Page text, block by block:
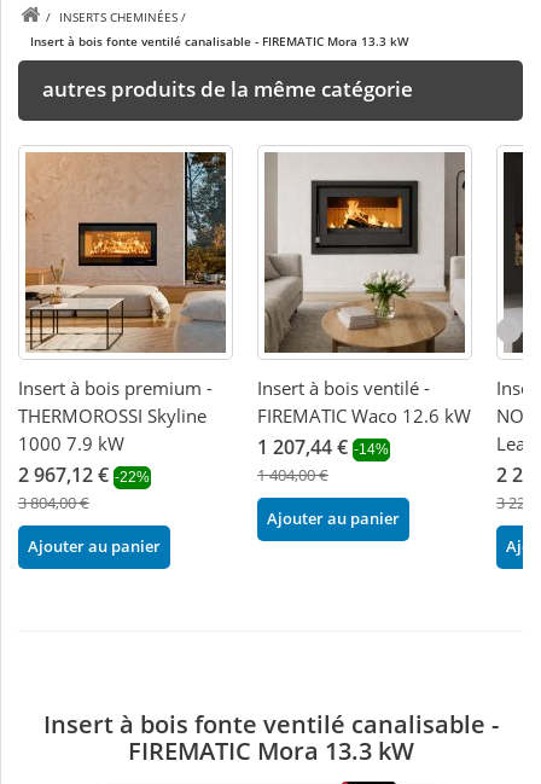
/ INSERTS CHEMINÉES /
Insert à bois fonte ventilé canalisable - FIREMATIC Mora 13.3 kW
autres produits de la même catégorie
Insert à bois premium -
THERMOROSSI Skyline
1000 7.9 kW
2 967,12 € -22%
3 804,00 €
Ajouter au panier
Insert à bois ventilé -
FIREMATIC Waco 12.6 kW
1 207,44 € -14%
1 404,00 €
Ajouter au panier
2
3
Insert à bois fonte ventilé canalisable -
FIREMATIC Mora 13.3 kW